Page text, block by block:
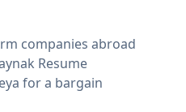
companies abroad
Resume
for a bargain